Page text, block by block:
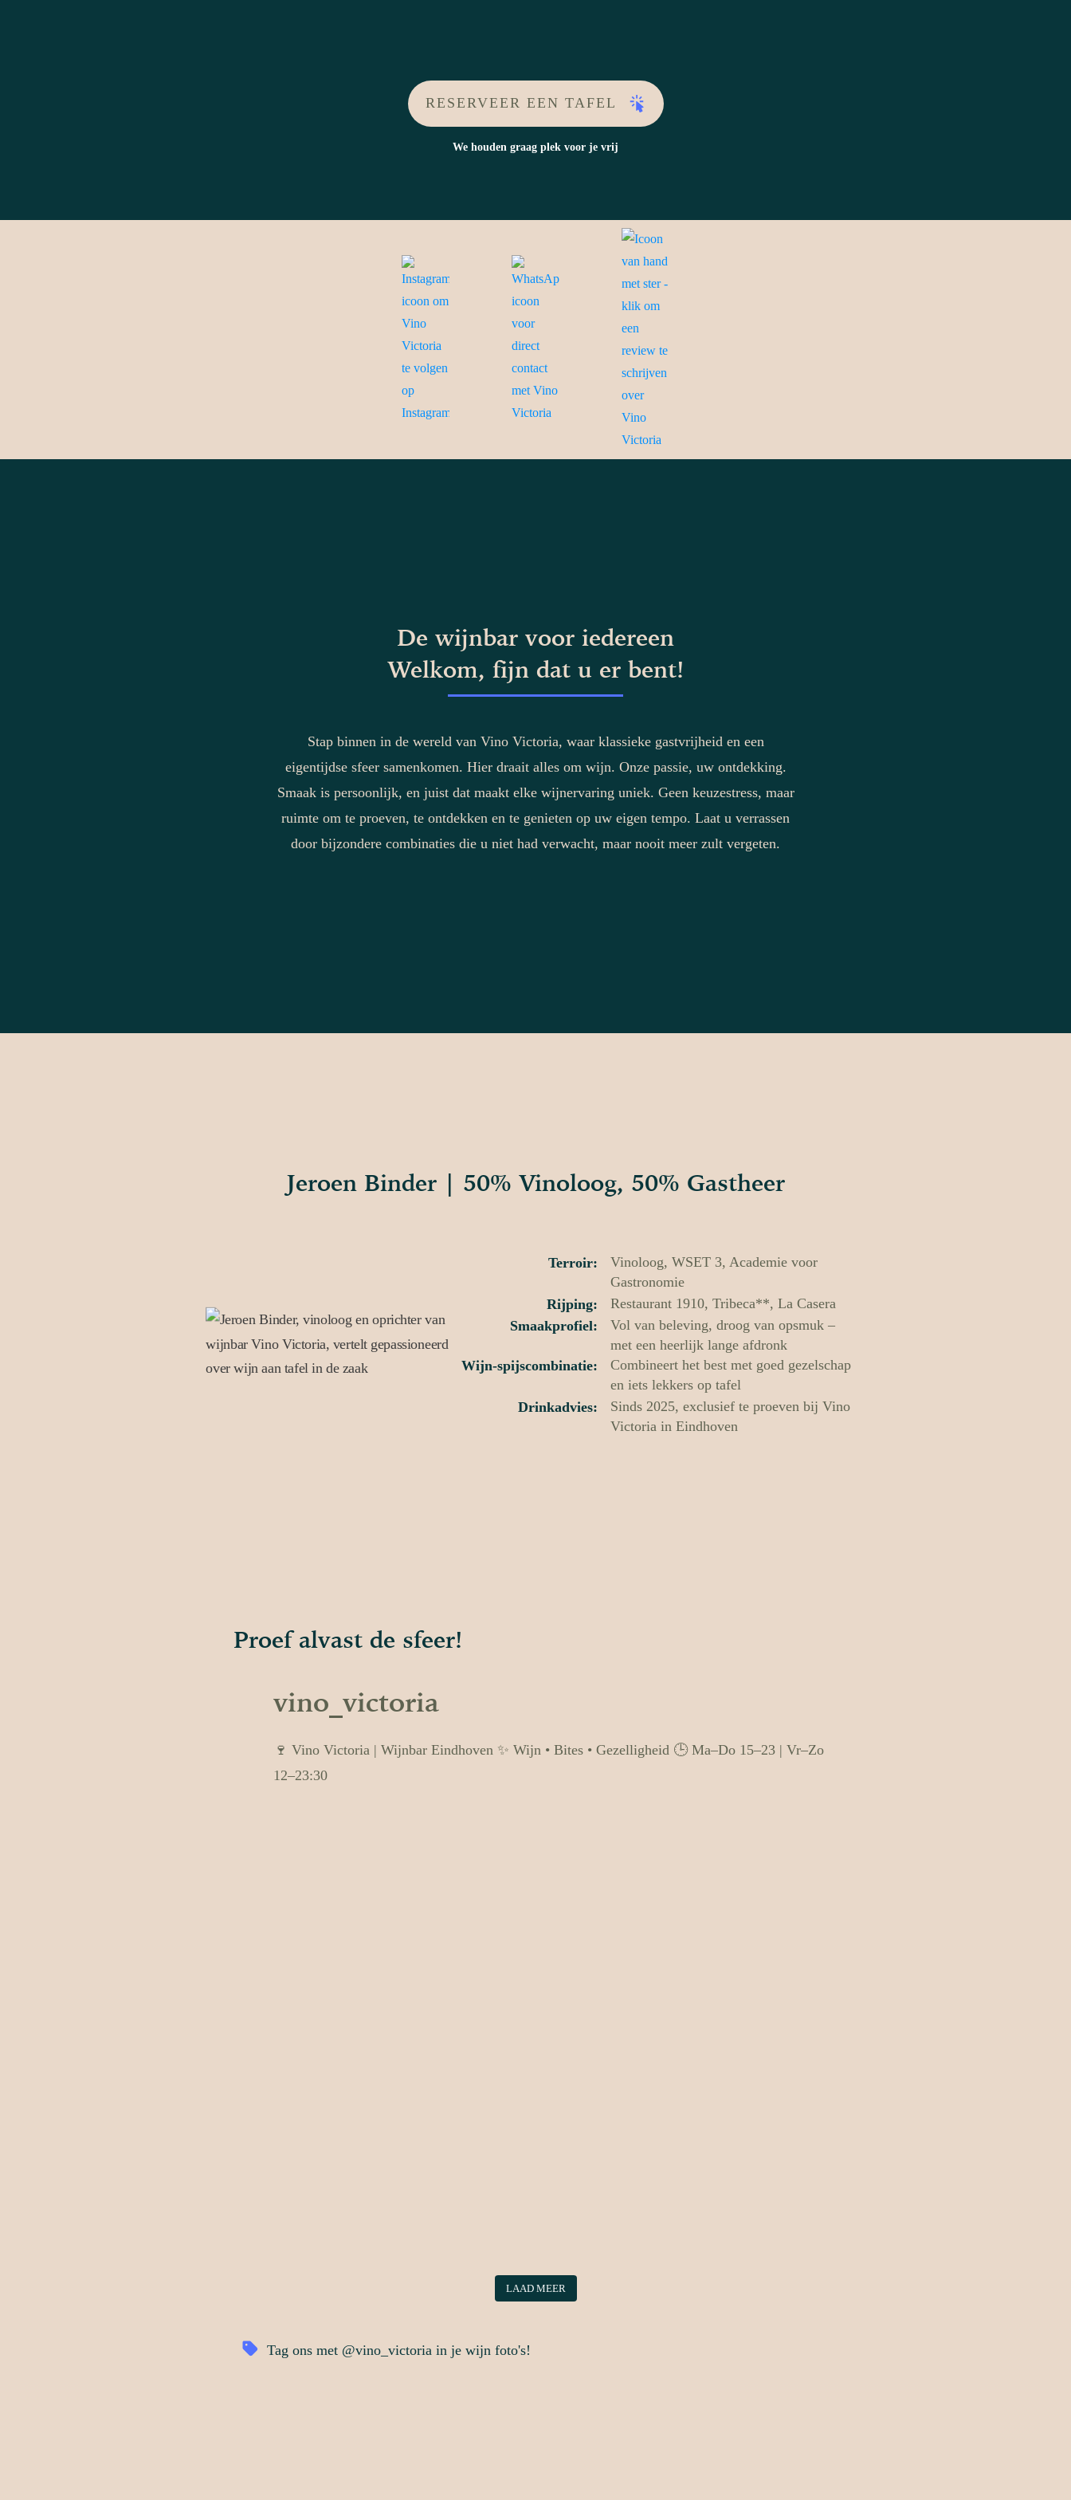
RESERVEER EEN TAFEL
We houden graag plek voor je vrij
De wijnbar voor iedereen
Welkom, fijn dat u er bent!
Stap binnen in de wereld van Vino Victoria, waar klassieke gastvrijheid en een
eigentijdse sfeer samenkomen. Hier draait alles om wijn. Onze passie, uw ontdekking.
Smaak is persoonlijk, en juist dat maakt elke wijnervaring uniek. Geen keuzestress, maar
ruimte om te proeven, te ontdekken en te genieten op uw eigen tempo. Laat u verrassen
door bijzondere combinaties die u niet had verwacht, maar nooit meer zult vergeten.
Jeroen Binder | 50% Vinoloog, 50% Gastheer
Terroir:
Vinoloog, WSET 3, Academie voor
Gastronomie
Rijping:
Restaurant 1910, Tribeca**, La Casera
Smaakprofiel:
Vol van beleving, droog van opsmuk –
met een heerlijk lange afdronk
Wijn-spijscombinatie:
Combineert het best met goed gezelschap
en iets lekkers op tafel
Drinkadvies:
Sinds 2025, exclusief te proeven bij Vino
Victoria in Eindhoven
Proef alvast de sfeer!
vino_victoria
🍷 Vino Victoria | Wijnbar Eindhoven ✨ Wijn • Bites • Gezelligheid 🕒 Ma–Do 15–23 | Vr–Zo
12–23:30
LAAD MEER
Tag ons met @vino_victoria in je wijn foto's!